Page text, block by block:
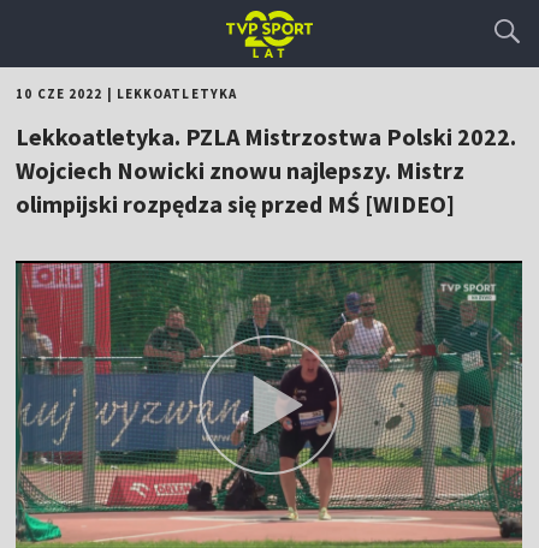
10 CZE 2022 LEKKOATLETYKA
Lekkoatletyka. PZLA Mistrzostwa Polski 2022.
Wojciech Nowicki znowu najlepszy. Mistrz
olimpijski rozpędza się przed MŚ [WIDEO]